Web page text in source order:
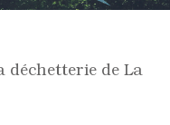
déchetterie de La